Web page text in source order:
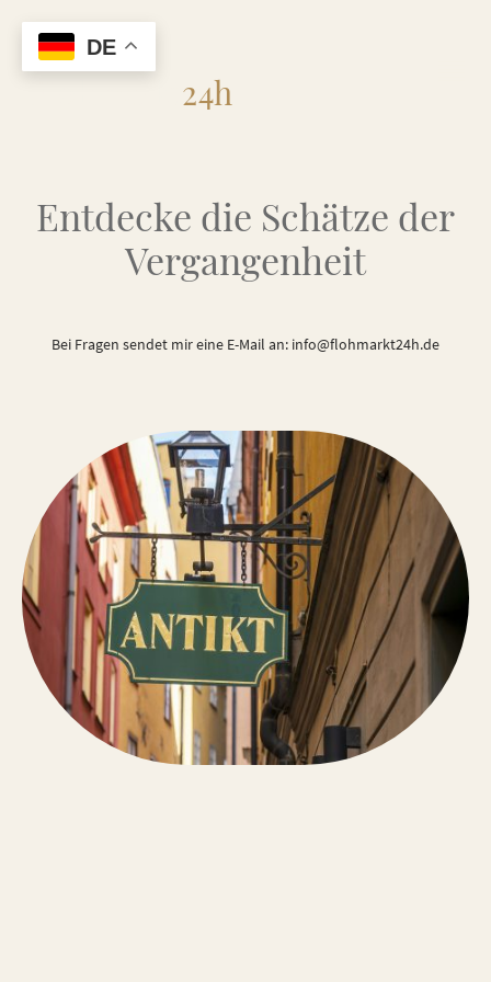
24h
Entdecke die Schätze der
Vergangenheit
Bei Fragen sendet mir eine E-Mail an: info@flohmarkt24h.de
DE